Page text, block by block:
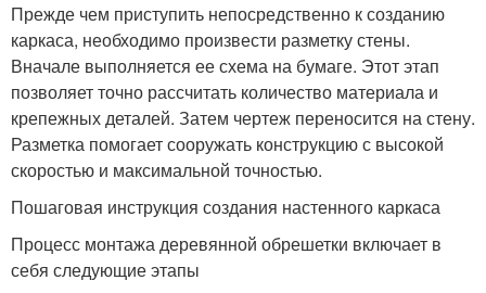
Прежде чем приступить непосредственно к созданию
каркаса, необходимо произвести разметку стены.
Вначале выполняется ее схема на бумаге. Этот этап
позволяет точно рассчитать количество материала и
крепежных деталей. Затем чертеж переносится на стену.
Разметка помогает сооружать конструкцию с высокой
скоростью и максимальной точностью.
Пошаговая инструкция создания настенного каркаса
Процесс монтажа деревянной обрешетки включает в
себя следующие этапы